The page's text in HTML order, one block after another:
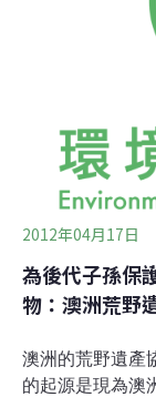
2012年04月17日
為後代子孫保
物：澳洲荒野
澳洲的荒野遺產
的起源是現為澳